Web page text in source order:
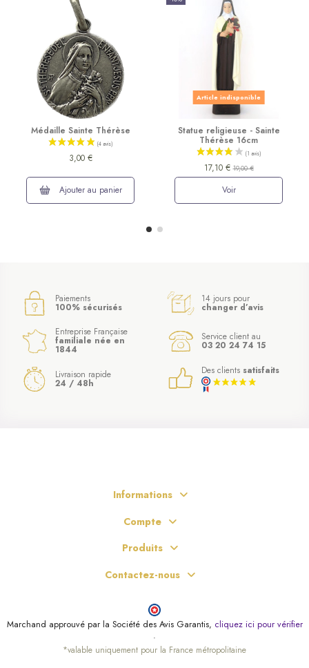
Médaille Sainte Thérèse
3,00 €
Ajouter au panier
Article indisponible
Statue religieuse - Sainte
Thérèse 16cm
17,10 €19,00 €
Voir
Paiements
100% sécurisés
14 jours pour
changer d’avis
Entreprise Française
familiale née en
1844
Service client au
03 20 24 74 15
Livraison rapide
24 / 48h
Des clients satisfaits
Informations
Compte
Produits
Contactez-nous
Marchand approuvé par la Société des Avis Garantis, cliquez ici pour vérifier
.
*valable uniquement pour la France métropolitaine